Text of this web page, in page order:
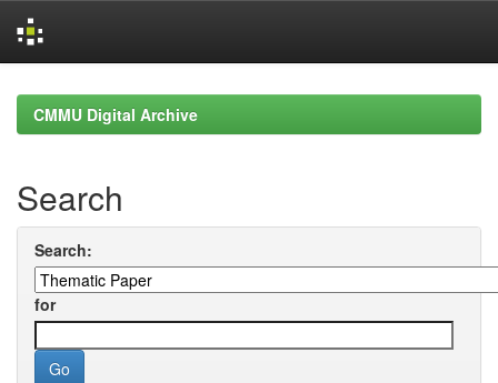
navigationCMMU Digital Archive
Search
Search:
for